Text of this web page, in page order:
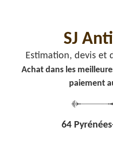
SJ
Estimation, devis et
Achat dans les
paiement
64